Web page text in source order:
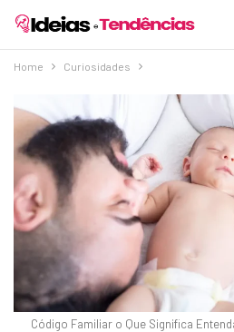
Home Curiosidades
Código Familiar o Que Significa